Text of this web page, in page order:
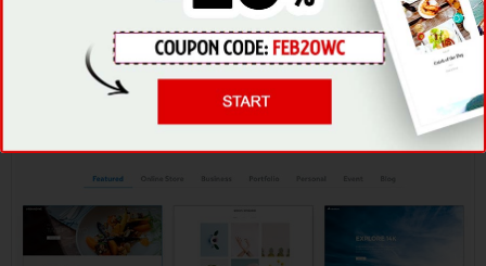
Современные Шаблоны